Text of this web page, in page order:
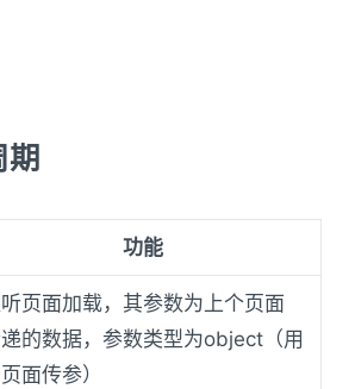
功能
页面加载，其参数为上个页面
的数据，参数类型为object（用
面传参）